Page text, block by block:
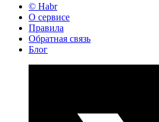
© Habr
О сервисе
Правила
Обратная связь
Блог